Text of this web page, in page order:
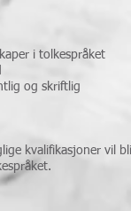
i tolkespråket
og skriftlig
kvalifikasjoner vil